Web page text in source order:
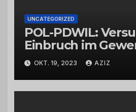
UNCATEGORIZED
POL-PDWIL:
Einbruch im
Wittlich
OKT. 19, 2023 AZIZ